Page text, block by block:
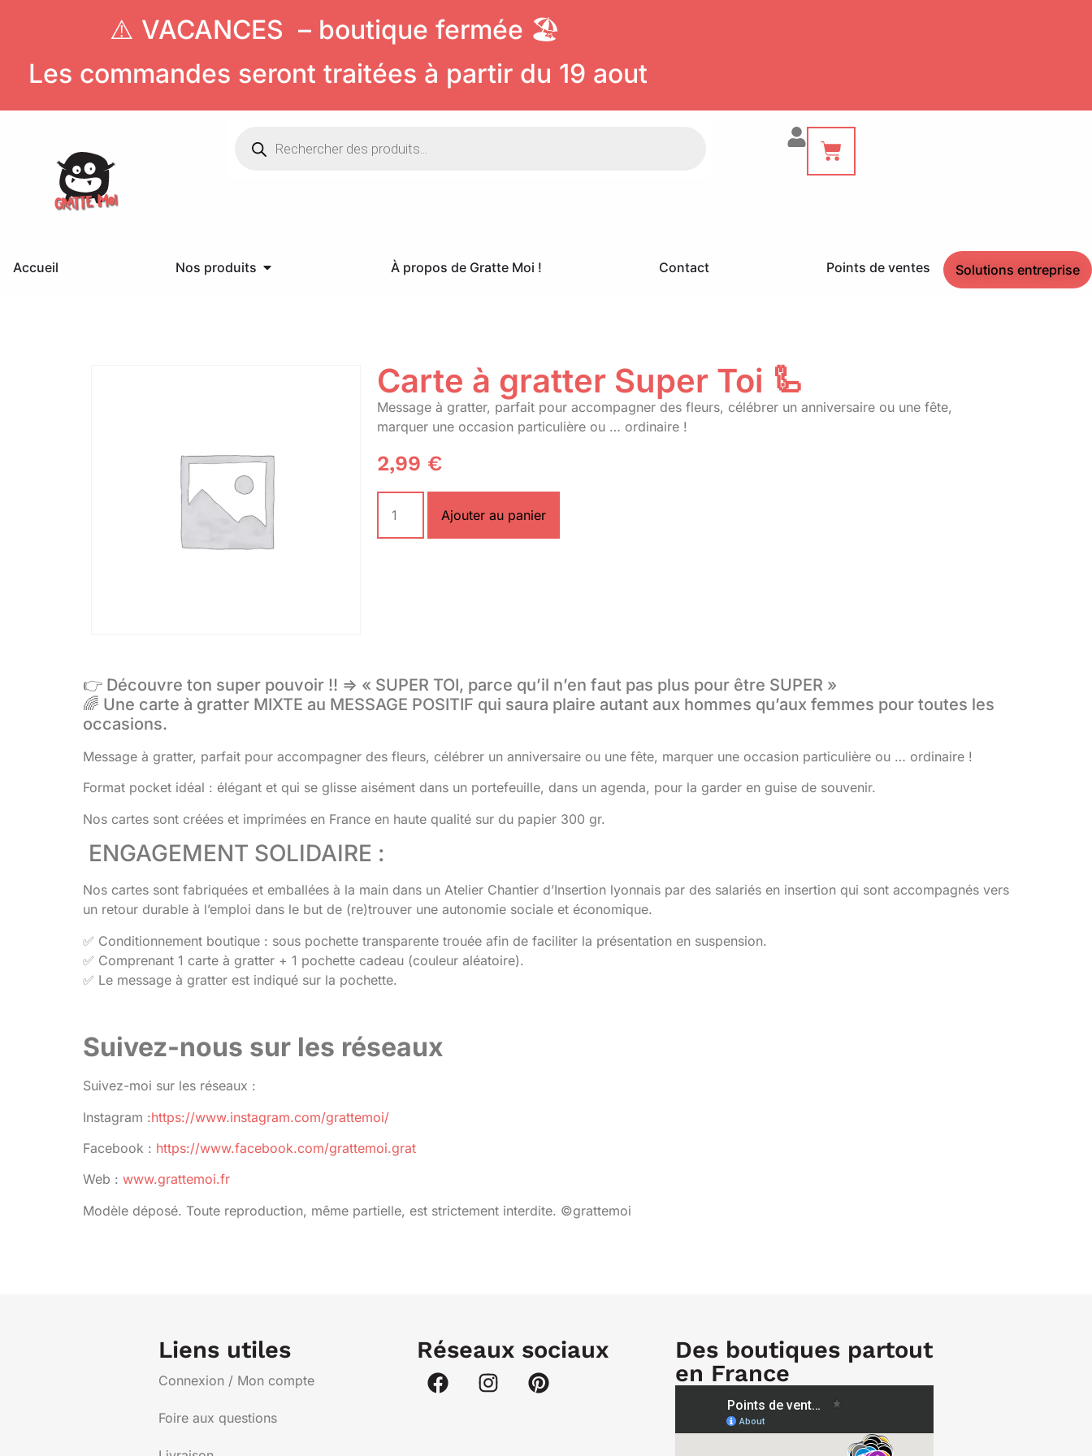
⚠️ VACANCES – boutique fermée 🏖️
Les commandes seront traitées à partir du 19 aout
Solutions entreprise
Accueil Nos produits À propos de Gratte Moi ! Contact Points de ventes
Carte à gratter Super Toi 🦾
Message à gratter, parfait pour accompagner des fleurs, célébrer un anniversaire ou une fête,
marquer une occasion particulière ou … ordinaire !
2,99 €
Ajouter au panier
👉 Découvre ton super pouvoir !! => « SUPER TOI, parce qu’il n’en faut pas plus pour être SUPER »
🌈 Une carte à gratter MIXTE au MESSAGE POSITIF qui saura plaire autant aux hommes qu’aux femmes pour toutes les
occasions.
Message à gratter, parfait pour accompagner des fleurs, célébrer un anniversaire ou une fête, marquer une occasion particulière ou … ordinaire !
Format pocket idéal : élégant et qui se glisse aisément dans un portefeuille, dans un agenda, pour la garder en guise de souvenir.
Nos cartes sont créées et imprimées en France en haute qualité sur du papier 300 gr.
ENGAGEMENT SOLIDAIRE :
Nos cartes sont fabriquées et emballées à la main dans un Atelier Chantier d’Insertion lyonnais par des salariés en insertion qui sont accompagnés vers
un retour durable à l’emploi dans le but de (re)trouver une autonomie sociale et économique.
✅ Conditionnement boutique : sous pochette transparente trouée afin de faciliter la présentation en suspension.
✅ Comprenant 1 carte à gratter + 1 pochette cadeau (couleur aléatoire).
✅ Le message à gratter est indiqué sur la pochette.
Suivez-nous sur les réseaux
Suivez-moi sur les réseaux :
Instagram :https://www.instagram.com/grattemoi/
Facebook : https://www.facebook.com/grattemoi.grat
Web : www.grattemoi.fr
Modèle déposé. Toute reproduction, même partielle, est strictement interdite. ©grattemoi
Liens utiles
Connexion / Mon compte
Foire aux questions
Réseaux sociaux
Des boutiques partout
en France